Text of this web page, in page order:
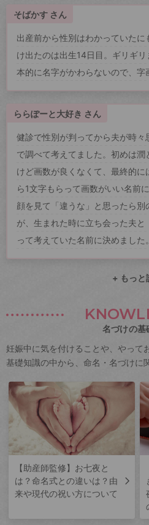
そばかす さん
出産前から性別はわかっていた
け出たのは出生14日目。ギリギ
本的に名字がかわらないので、字
ららぽーと大好き さん
健診で性別が判ってから夫が時
で調べて考えてました。初めは
けど画数が良くなくて、最終的
ら1文字もらって画数がいい名前
顔を見て「違うな」と思ったら
が、生まれた時に立ち会った夫
って考えていた名前に決めました。
+ もっと
名づけの基
妊娠中に気を付けることや、やって
基礎知識の中から、命名・名づけに
【助産師監修】お七夜と
は？命名式との違いは？由
来や現代の祝い方について